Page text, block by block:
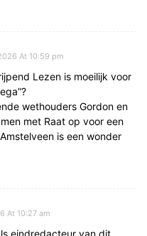
At 10:59 pm
Lezen is moeilijk voor
wethouders Gordon en
met Raat op voor een
is een wonder
At 10:27 am